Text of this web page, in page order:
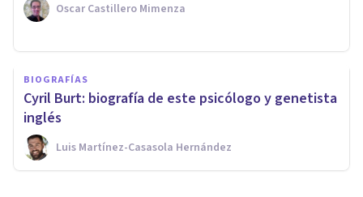
Oscar Castillero Mimenza
BIOGRAFÍAS
Cyril Burt: biografía de este psicólogo y genetista
inglés
Luis Martínez-Casasola Hernández
Gordon Allport: biografía de
este psicólogo de la
personalidad
Nahum Montagud Rubio